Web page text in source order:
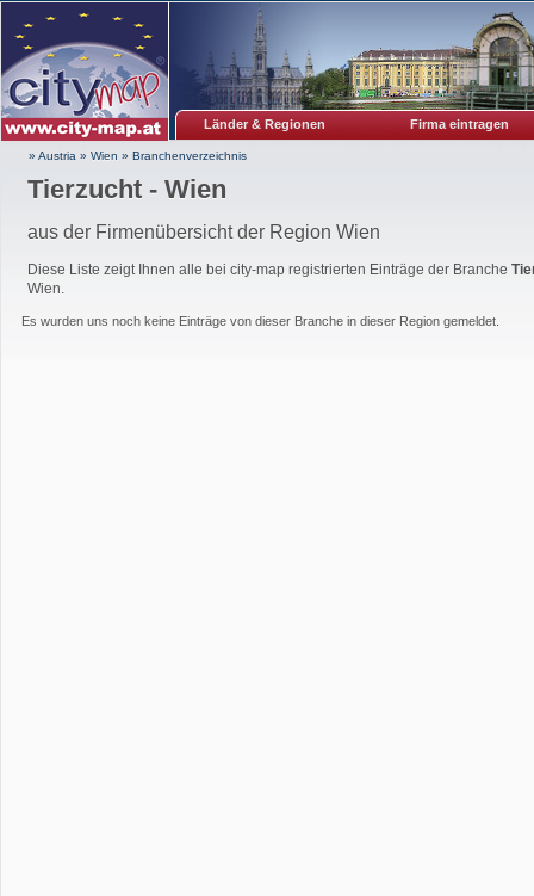
Länder & Regionen Firma eintragen
» Austria » Wien » Branchenverzeichnis
Tierzucht - Wien
aus der Firmenübersicht der Region Wien
Diese Liste zeigt Ihnen alle bei city-map registrierten Einträge der Branche
Wien.
Es wurden uns noch keine Einträge von dieser Branche in dieser Region gemeldet.